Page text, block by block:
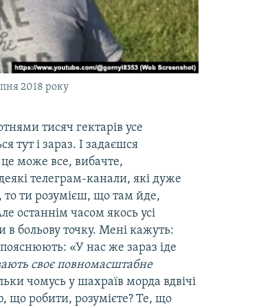
2018 року
тисяч гектарів усе
тут і зараз. І задаєшся
може все, вибачте,
телеграм-канали, які дуже
то ти розумієш, що там йде,
останнім часом якось усі
в больову точку. Мені кажуть:
«У нас же зараз іде
своє повномасштабне
чомусь у шахраїв морда вдвічі
що робити, розумієте? Те, що